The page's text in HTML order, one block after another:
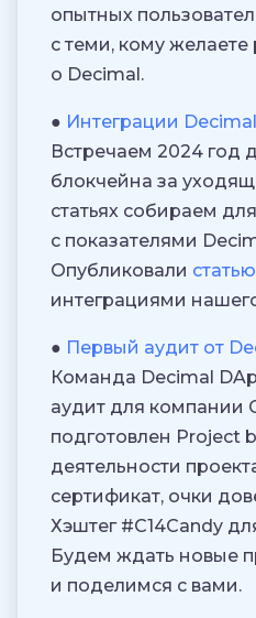
опытных
с теми, кому желаете
о Decimal.
● Интеграции Decimal
Встречаем 2024 год
блокчейна за
статьях собираем
с показателями
Опубликовали статью
интеграциями
● Первый аудит от
Команда Decimal
аудит для компании
подготовлен Project
деятельности
сертификат, очки
Хэштег #C14Candy
Будем ждать новые
и поделимся с вами.